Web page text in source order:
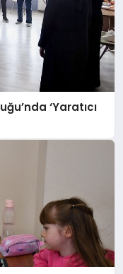
‘Yaratıcı